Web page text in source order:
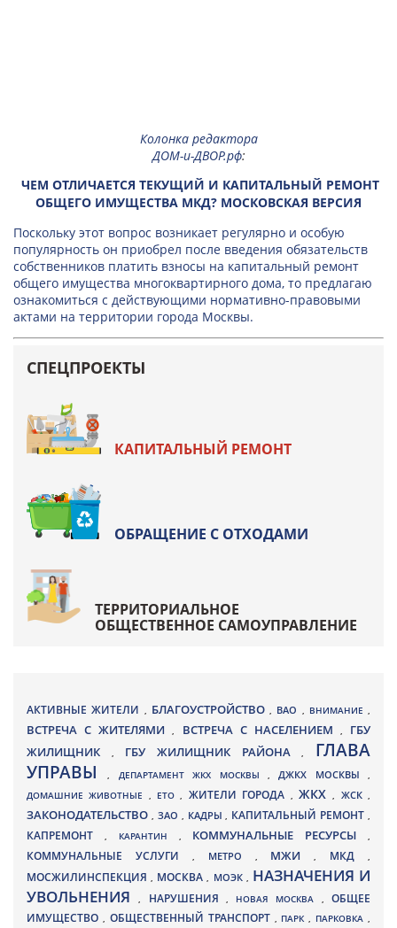
Колонка редактора
ДОМ-и-ДВОР.рф:
ЧЕМ ОТЛИЧАЕТСЯ ТЕКУЩИЙ И КАПИТАЛЬНЫЙ РЕМОНТ
ОБЩЕГО ИМУЩЕСТВА МКД? МОСКОВСКАЯ ВЕРСИЯ
Поскольку этот вопрос возникает регулярно и особую
популярность он приобрел после введения обязательств
собственников платить взносы на капитальный ремонт
общего имущества многоквартирного дома, то предлагаю
ознакомиться с действующими нормативно-правовыми
актами на территории города Москвы.
СПЕЦПРОЕКТЫ
КАПИТАЛЬНЫЙ РЕМОНТ
ОБРАЩЕНИЕ С ОТХОДАМИ
ТЕРРИТОРИАЛЬНОЕ
ОБЩЕСТВЕННОЕ САМОУПРАВЛЕНИЕ
АКТИВНЫЕ ЖИТЕЛИ , БЛАГОУСТРОЙСТВО , ВАО , ВНИМАНИЕ ,
ВСТРЕЧА С ЖИТЕЛЯМИ, ВСТРЕЧА С НАСЕЛЕНИЕМ , ГБУ
ЖИЛИЩНИК
, ГБУ ЖИЛИЩНИК РАЙОНА, ГЛАВА
УПРАВЫ, ДЕПАРТАМЕНТ ЖКХ МОСКВЫ ,ДЖКХ МОСКВЫ ,
ДОМАШНИЕ ЖИВОТНЫЕ , ЕТО, ЖИТЕЛИ ГОРОДА , ЖКХ, ЖСК,
ЗАКОНОДАТЕЛЬСТВО , ЗАО , КАДРЫ, КАПИТАЛЬНЫЙ РЕМОНТ ,
КАПРЕМОНТ , КАРАНТИН , КОММУНАЛЬНЫЕ РЕСУРСЫ,
КОММУНАЛЬНЫЕ УСЛУГИ , МЕТРО , МЖИ, МКД ,
МОСЖИЛИНСПЕКЦИЯ, МОСКВА , МОЭК , НАЗНАЧЕНИЯ И
УВОЛЬНЕНИЯ, НАРУШЕНИЯ , НОВАЯ МОСКВА ,ОБЩЕЕ
ИМУЩЕСТВО , ОБЩЕСТВЕННЫЙ ТРАНСПОРТ , ПАРК, ПАРКОВКА ,